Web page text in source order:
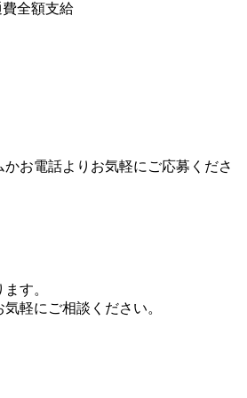
全額支給
お電話よりお気軽にご応募くださ
す。
軽にご相談ください。